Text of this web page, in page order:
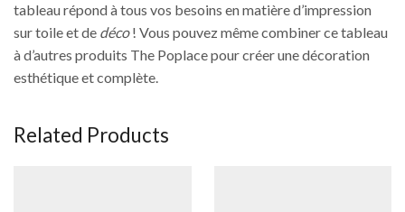
tableau répond à tous vos besoins en matière d’impression
sur toile et de déco! Vous pouvez même combiner ce tableau
à d’autres produits The Poplace pour créer une décoration
esthétique et complète.
Related Products